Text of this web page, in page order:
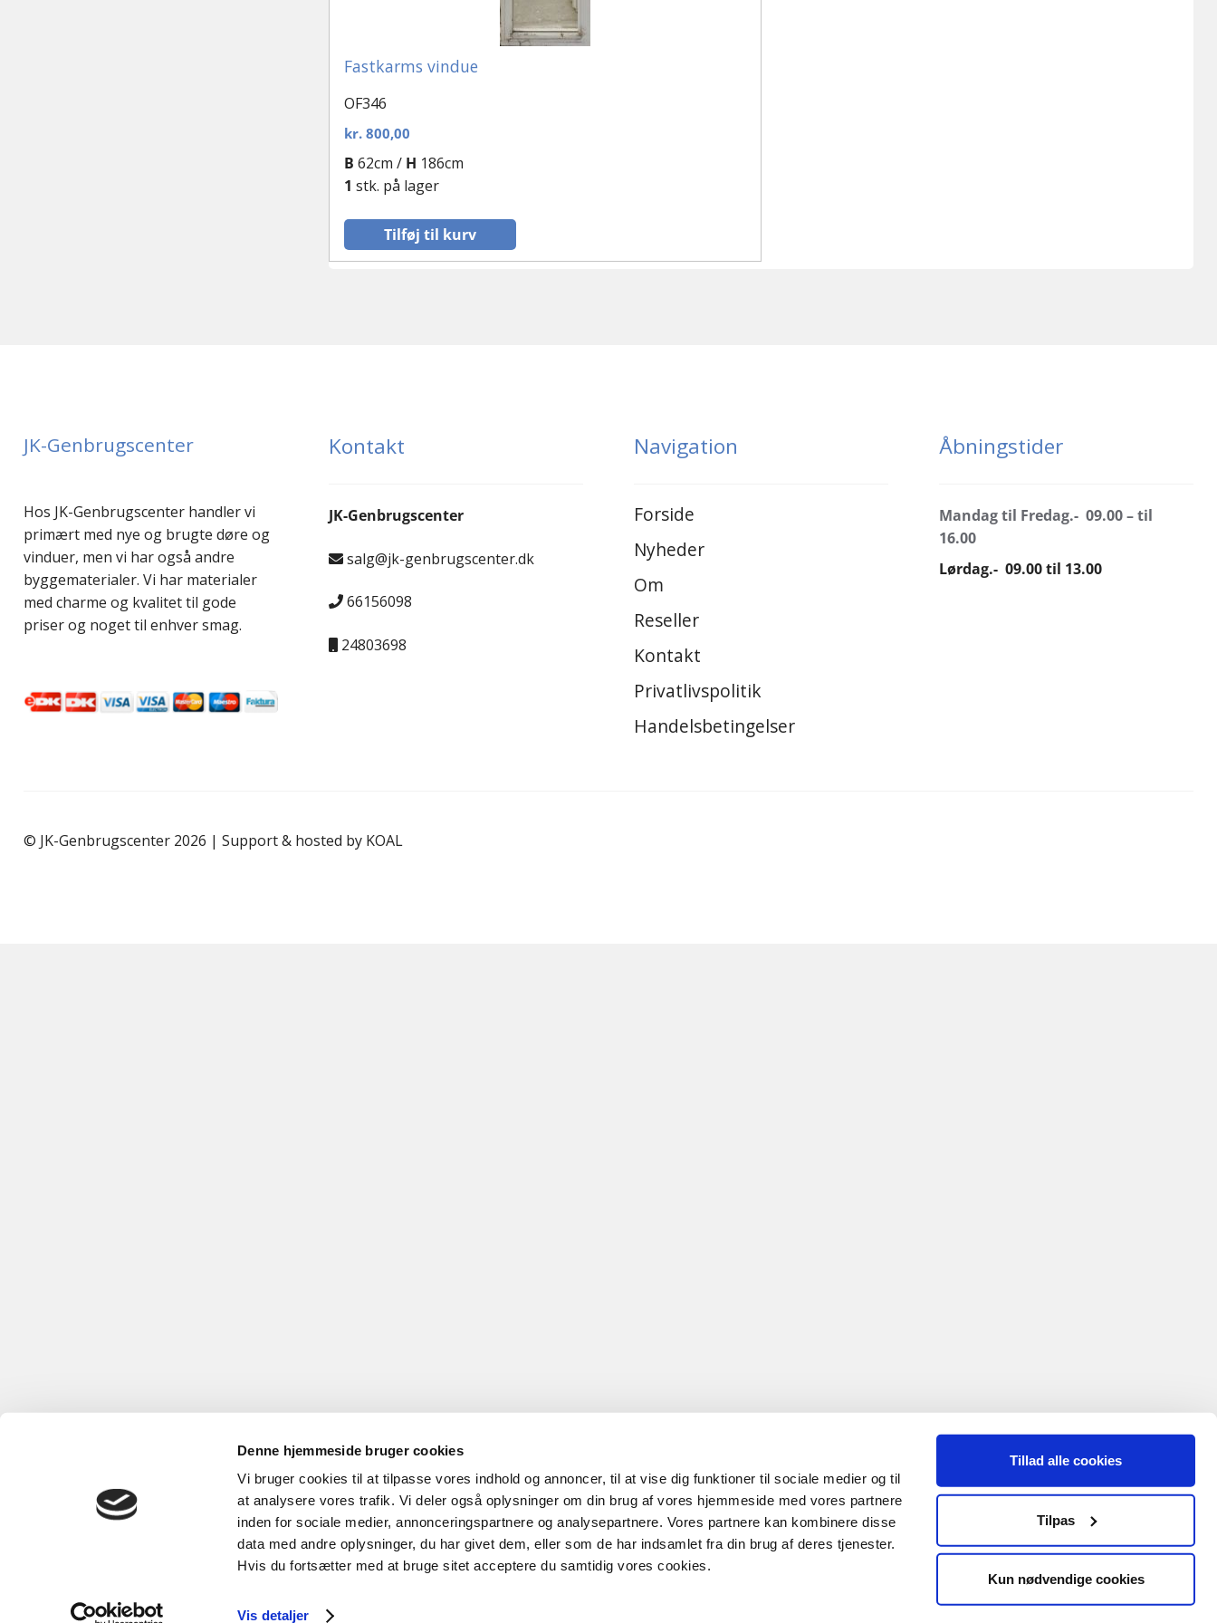
Denne hjemmeside bruger cookies
Vi bruger cookies til at tilpasse vores indhold og annoncer, til at vise dig funktioner til sociale medier og til
at analysere vores trafik. Vi deler også oplysninger om din brug af vores hjemmeside med vores partnere
inden for sociale medier, annonceringspartnere og analysepartnere. Vores partnere kan kombinere disse
data med andre oplysninger, du har givet dem, eller som de har indsamlet fra din brug af deres tjenester.
Hvis du fortsætter med at bruge sitet acceptere du samtidig vores cookies.
Vis detaljer
Tillad alle cookies
Tilpas
Kun nødvendige cookies
Fastkarms vindue
OF346
kr.800,00
Tilføj til kurv
B 62cm / H 186cm
1 stk. på lager
JK-Genbrugscenter
Hos JK-Genbrugscenter handler vi
primært med nye og brugte døre og
vinduer, men vi har også andre
byggematerialer. Vi har materialer
med charme og kvalitet til gode
priser og noget til enhver smag.
Kontakt
JK-Genbrugscenter
salg@jk-genbrugscenter.dk
66156098
24803698
Navigation
Forside
Nyheder
Om
Reseller
Kontakt
Privatlivspolitik
Handelsbetingelser
Åbningstider
Mandag til Fredag.- 09.00 – til
16.00
Lørdag.- 09.00 til 13.00
© JK-Genbrugscenter 2026 | Support & hosted by KOAL